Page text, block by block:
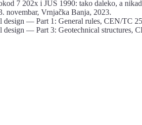
7 202x i JUS 1990: tako daleko, a
novembar, Vrnjačka Banja, 2023.
design — Part 1: General rules, CEN/TC
— Part 3: Geotechnical structures,